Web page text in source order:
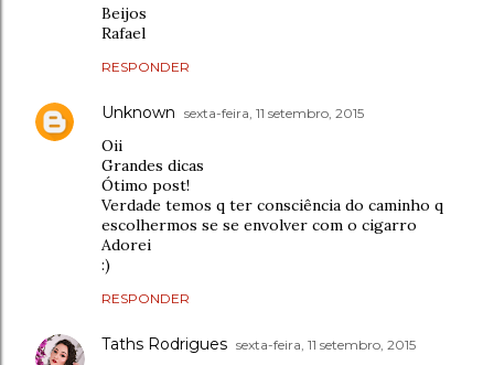
Beijos
Rafael
RESPONDER
Unknown sexta-feira, 11 setembro, 2015
Oii
Grandes dicas
Ótimo post!
Verdade temos q ter consciência do caminho q
escolhermos se se envolver com o cigarro
Adorei
:)
RESPONDER
Taths Rodrigues sexta-feira, 11 setembro, 2015